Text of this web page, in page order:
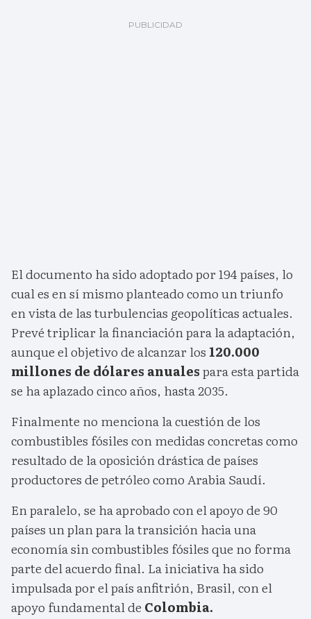
El documento ha sido adoptado por 194 países, lo
cual es en sí mismo planteado como un triunfo
en vista de las turbulencias geopolíticas actuales.
Prevé triplicar la financiación para la adaptación,
aunque el objetivo de alcanzar los 120.000
millones de dólares anualespara esta partida
se ha aplazado cinco años, hasta 2035.
Finalmente no menciona la cuestión de los
combustibles fósiles con medidas concretas como
resultado de la oposición drástica de países
productores de petróleo como Arabia Saudí.
En paralelo, se ha aprobado con el apoyo de 90
países un plan para la transición hacia una
economía sin combustibles fósiles que no forma
parte del acuerdo final. La iniciativa ha sido
impulsada por el país anfitrión, Brasil, con el
apoyo fundamental de Colombia.